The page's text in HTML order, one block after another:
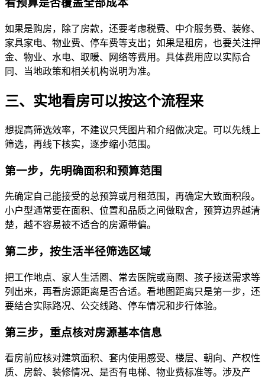
看预算是否覆盖全部成本
如果是购房，除了房款，还要考虑税费、中介服务费、装修、
家具家电、物业费、停车费等支出；如果是租房，也要关注押
金、物业、水电、取暖、网络等费用。具体费用应以实际合
同、当地政策和相关机构说明为准。
三、实地看房可以按这个流程来
想提高筛选效率，不建议只凭图片和介绍做决定。可以先线上
筛选，再线下核实，逐步缩小范围。
第一步，先明确面积和预算范围
先确定自己能接受的总预算或月租范围，再确定大致面积段。
小户型通常要在面积、位置和品质之间做取舍，预算边界越清
楚，越不容易被不适合的房源带偏。
第二步，按生活半径筛选区域
把工作地点、家人生活圈、常去医院或商圈、孩子接送需求等
列出来，再看房源距离是否合适。看地图距离只是第一步，还
要结合实际路况、公交线路、停车情况和步行体验。
第三步，重点核对房源基本信息
看房前应核对建筑面积、套内使用感受、楼层、朝向、产权性
质、房龄、装修情况、是否有电梯、物业费标准等。涉及产